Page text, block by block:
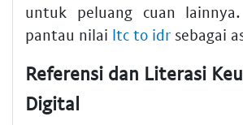
untuk peluang cuan
pantau nilai ltc to idr sebagai
Referensi dan Literasi
Digital